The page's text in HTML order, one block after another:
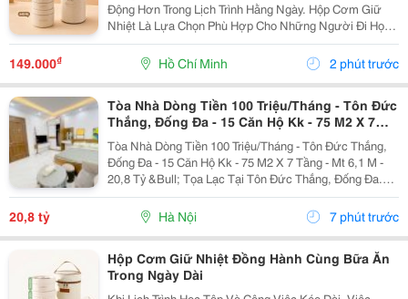
Động Hơn Trong Lịch Trình Hằng Ngày. Hộp Cơm Giữ
Nhiệt Là Lựa Chọn Phù Hợp Cho Những Người Đi Học,
Đi Làm Hoặc Thường Xuyên Di Chuyển, Giúp Việc Sắp
Xếp Và Mang Theo Thức Ăn Trở Nên Gọn Gàng Hơn.
149.000₫ Hồ Chí Minh 2 phút trước
Tòa Nhà Dòng Tiền 100 Triệu/Tháng - Tôn Đức
Thắng, Đống Đa - 15 Căn Hộ Kk - 75 M2 X 7
Tầng - Mt 6,1 M - 20,8 Tỷ
Tòa Nhà Dòng Tiền 100 Triệu/Tháng - Tôn Đức Thắng,
Đống Đa - 15 Căn Hộ Kk - 75 M2 X 7 Tầng - Mt 6,1 M -
20,8 Tỷ &Bull; Tọa Lạc Tại Tôn Đức Thắng, Đống Đa.
Cách Mặt Phố Khoảng 50 Mét, Cách Ô Tô Tránh Khoảng
10 Mét, Vị Trí Thuận Tiện Khai Thác...
20,8 tỷ Hà Nội 7 phút trước
Hộp Cơm Giữ Nhiệt Đồng Hành Cùng Bữa Ăn
Trong Ngày Dài